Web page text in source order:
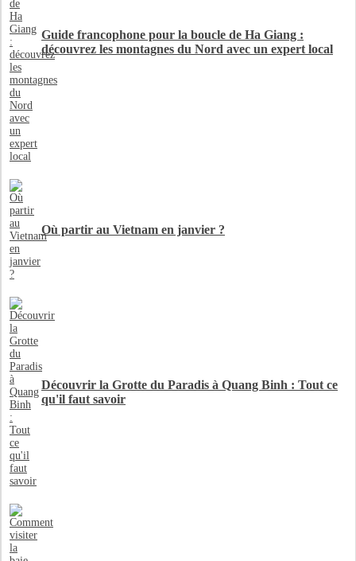
Guide francophone pour la boucle de Ha Giang :
découvrez les montagnes du Nord avec un expert local
Où partir au Vietnam en janvier ?
Découvrir la Grotte du Paradis à Quang Binh : Tout ce
qu'il faut savoir